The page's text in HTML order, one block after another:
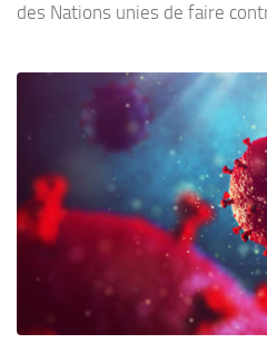
des Nations unies de faire